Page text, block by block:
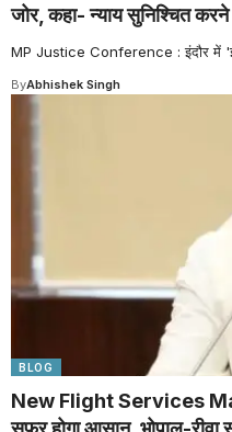
जोर, कहा- न्याय सुनिश्चित
MP Justice Conference : इंदौर में
ByAbhishek Singh
BLOG
New Flight Services